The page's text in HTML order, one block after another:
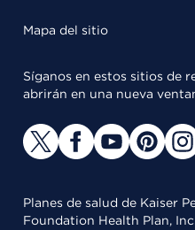
Mapa del sitio
Síganos en estos sitios de
abrirán en una nueva
Planes de salud de Kaiser
Foundation Health Plan,